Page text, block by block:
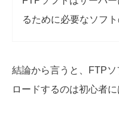
るために必要なソフ
結論から言うと、FTP
ロードするのは初心者